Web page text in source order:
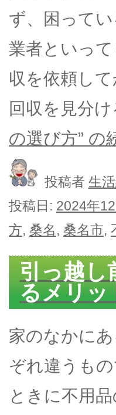
ず、困って
業者といっ
収を依頼し
回収を見分
の選び方” の
投稿者 生
投稿日: 2024年
方, 桑名, 桑名市,
引っ越し
るメリッ
家のなかに
ぞれ違うも
ときに不用